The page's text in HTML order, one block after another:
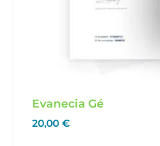
Evanecia Gé
20,00 €